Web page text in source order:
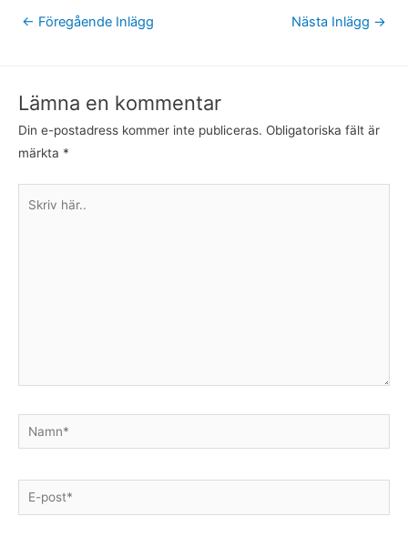
← Föregående Inlägg Nästa Inlägg →
Lämna en kommentar
Din e-postadress kommer inte publiceras. Obligatoriska fält är
märkta *
Namn*
E-
post*